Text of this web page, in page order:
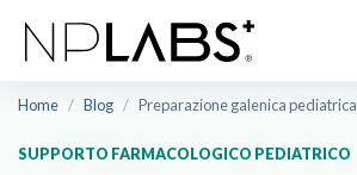
Home / Blog / Preparazione galenica pediatrica
SUPPORTO FARMACOLOGICO PEDIATRICO